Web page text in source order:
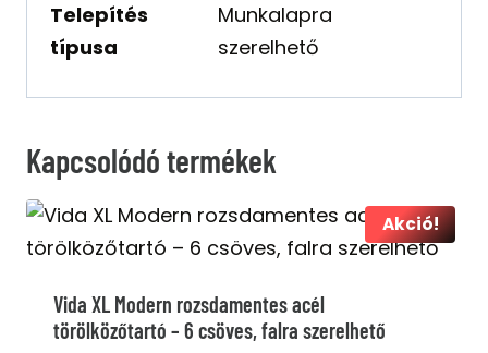
Telepítés
típusa
Munkalapra
szerelhető
Kapcsolódó termékek
Akció!
Vida XL Modern rozsdamentes acél
törölközőtartó – 6 csöves, falra szerelhető